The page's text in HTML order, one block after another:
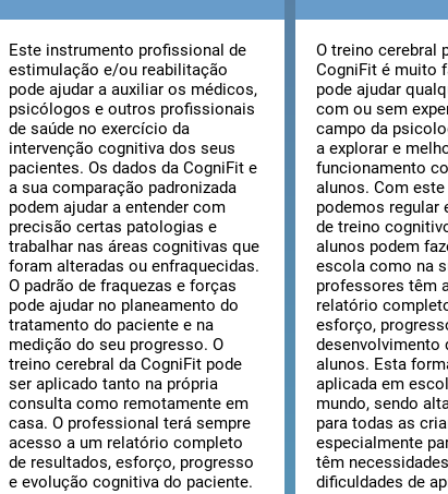
Este instrumento profissional de
estimulação e/ou reabilitação
pode ajudar a auxiliar os médicos,
psicólogos e outros profissionais
de saúde no exercício da
intervenção cognitiva dos seus
pacientes. Os dados da CogniFit e
a sua comparação padronizada
podem ajudar a entender com
precisão certas patologias e
trabalhar nas áreas cognitivas que
foram alteradas ou enfraquecidas.
O padrão de fraquezas e forças
pode ajudar no planeamento do
tratamento do paciente e na
medição do seu progresso. O
treino cerebral da CogniFit pode
ser aplicado tanto na própria
consulta como remotamente em
casa. O professional terá sempre
acesso a um relatório completo
de resultados, esforço, progresso
e evolução cognitiva do paciente.
O treino cerebral
CogniFit é muito
pode ajudar
com ou sem
campo da
a explorar e
funcionamento
alunos. Com
podemos regular
de treino
alunos podem
escola como na
professores têm
relatório
esforço,
desenvolvimento
alunos. Esta
aplicada em
mundo, sendo
para todas as
especialmente
têm
dificuldades de